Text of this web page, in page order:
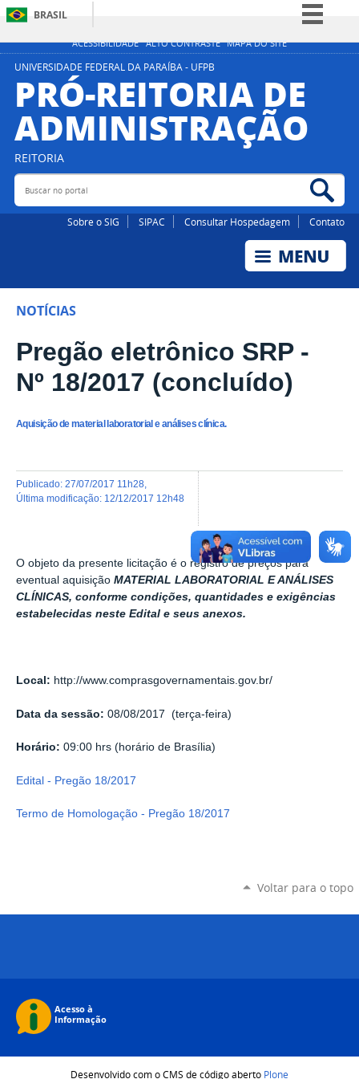
ACESSIBILIDADE ALTO CONTRASTE MAPA DO SITE
BRASIL
Simplifique!
Participe
Acesso à informação
Legislação
UNIVERSIDADE FEDERAL DA PARAÍBA - UFPB
PRÓ-REITORIA DE
ADMINISTRAÇÃO
REITORIA
Buscar no portal
Sobre o SIG SIPAC Consultar Hospedagem Contato
NOTÍCIAS
Pregão eletrônico SRP -
Nº 18/2017 (concluído)
Aquisição de material laboratorial e análises clínica.
publicado: 27/07/2017 11h28
última modificação: 12/12/2017 12h48
O objeto da presente licitação é o registro de preços para
eventual aquisição MATERIAL LABORATORIAL E ANÁLISES
CLÍNICAS, conforme condições, quantidades e exigências
estabelecidas neste Edital e seus anexos.
Local: http://www.comprasgovernamentais.gov.br/
Data da sessão: 08/08/2017 (terça-feira)
Horário: 09:00 hrs (horário de Brasília)
Edital - Pregão 18/2017
Termo de Homologação - Pregão 18/2017
Voltar para o topo
Desenvolvido com o CMS de código aberto Plone